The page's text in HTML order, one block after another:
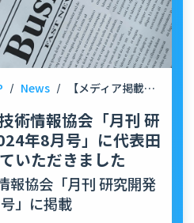
/ News / 【メディア掲載】技術情報協会「月刊 研究開発リーダー 2024年8月号」に代表田本が執筆協力させていただきました
術情報協会「月刊 研
年8月号」に代表田
いただきました
報協会「月刊 研究開発
」に掲載